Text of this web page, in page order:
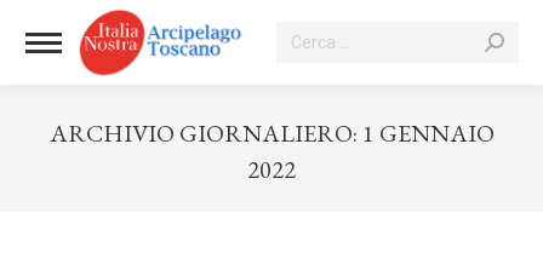
Cerca:
ARCHIVIO GIORNALIERO: 1 GENNAIO
2022